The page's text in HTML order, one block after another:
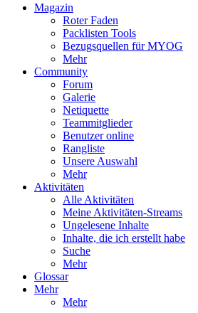
Magazin
Roter Faden
Packlisten Tools
Bezugsquellen für MYOG
Mehr
Community
Forum
Galerie
Netiquette
Teammitglieder
Benutzer online
Rangliste
Unsere Auswahl
Mehr
Aktivitäten
Alle Aktivitäten
Meine Aktivitäten-Streams
Ungelesene Inhalte
Inhalte, die ich erstellt habe
Suche
Mehr
Glossar
Mehr
Mehr